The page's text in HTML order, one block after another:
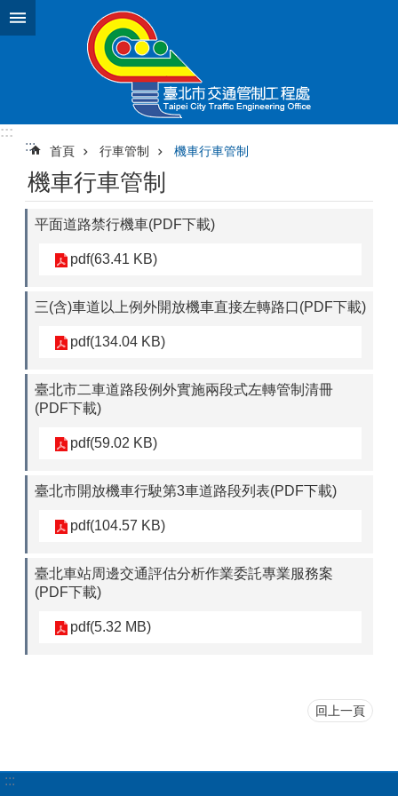
跳到主要內容區塊
:::
:::
首頁 行車管制 機車行車管制
機車行車管制
平面道路禁行機車(PDF下載)
pdf(63.41 KB)
三(含)車道以上例外開放機車直接左轉路口(PDF下載)
pdf(134.04 KB)
臺北市二車道路段例外實施兩段式左轉管制清冊
(PDF下載)
pdf(59.02 KB)
臺北市開放機車行駛第3車道路段列表(PDF下載)
pdf(104.57 KB)
臺北車站周邊交通評估分析作業委託專業服務案
(PDF下載)
pdf(5.32 MB)
回上一頁
:::